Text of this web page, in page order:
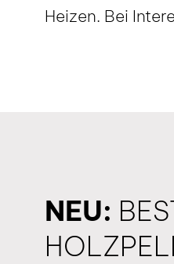
Heizen. Bei
NEU: